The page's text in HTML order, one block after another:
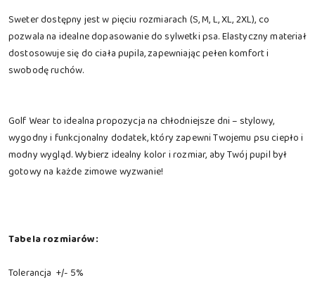
Sweter dostępny jest w pięciu rozmiarach (S, M, L, XL, 2XL), co
pozwala na idealne dopasowanie do sylwetki psa. Elastyczny materiał
dostosowuje się do ciała pupila, zapewniając pełen komfort i
swobodę ruchów.
Golf Wear to idealna propozycja na chłodniejsze dni – stylowy,
wygodny i funkcjonalny dodatek, który zapewni Twojemu psu ciepło i
modny wygląd. Wybierz idealny kolor i rozmiar, aby Twój pupil był
gotowy na każde zimowe wyzwanie!
Tabela rozmiarów:
Tolerancja +/- 5%